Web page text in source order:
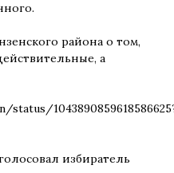
района о том,
а
избиратель